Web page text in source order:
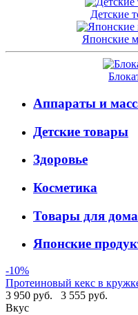
Детские
Японские
Аппараты и
Детские товары
Здоровье
Косметика
Товары для дома
Японские
-10%
Протеиновый кекс в
3 950 руб.
3 555 руб.
Вкус